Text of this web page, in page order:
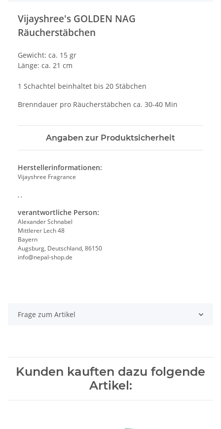
Vijayshree's GOLDEN NAG
Räucherstäbchen
Gewicht: ca. 15 gr
Länge: ca. 21 cm
1 Schachtel beinhaltet bis 20 Stäbchen
Brenndauer pro Räucherstäbchen ca. 30-40 Min
Angaben zur Produktsicherheit
Herstellerinformationen:
Vijayshree Fragrance
, ,
verantwortliche Person:
Alexander Schnabel
Mittlerer Lech 48
Bayern
Augsburg, Deutschland, 86150
info@nepal-shop.de
Frage zum Artikel
Kunden kauften dazu folgende
Artikel: